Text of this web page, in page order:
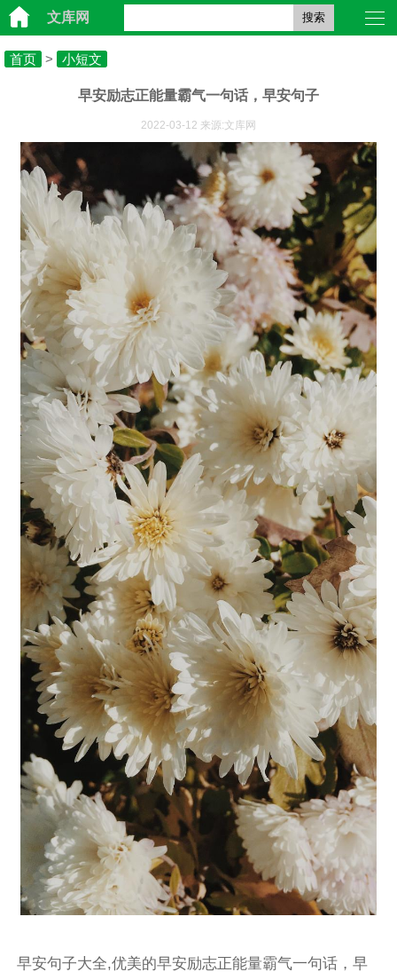
文库网 搜索
首页 > 小短文
早安励志正能量霸气一句话，早安句子
2022-03-12 来源:文库网
早安句子大全,优美的早安励志正能量霸气一句话，早